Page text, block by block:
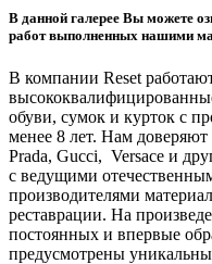
В данной галерее Вы можете
работ выполненных нашими
В компании Reset
обуви, сумок и курток с
менее 8 лет. Нам
Prada, Gucci, Versace и
с ведущими
производителями
реставрации. На
постоянных и впервые
предусмотрены